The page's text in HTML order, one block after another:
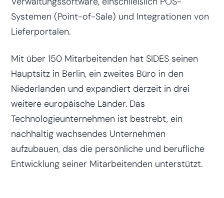
Systemen (Point-of-Sale) und Integrationen von
Lieferportalen.
Mit über 150 Mitarbeitenden hat SIDES seinen
Hauptsitz in Berlin, ein zweites Büro in den
Niederlanden und expandiert derzeit in drei
weitere europäische Länder. Das
Technologieunternehmen ist bestrebt, ein
nachhaltig wachsendes Unternehmen
aufzubauen, das die persönliche und berufliche
Entwicklung seiner Mitarbeitenden unterstützt.